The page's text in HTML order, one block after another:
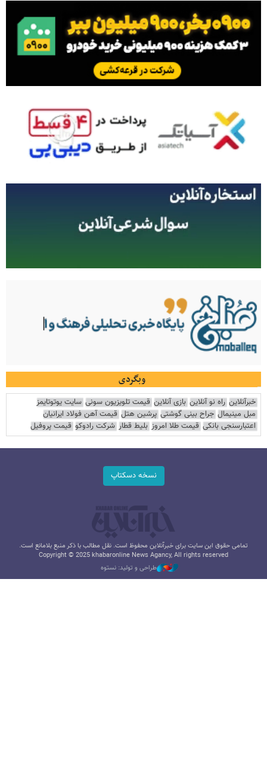
وبگردی
خبرآنلاین راه نو آنلاین بازی آنلاین قیمت تلویزیون سونی سایت یوتوتایمز
مبل مینیمال جراح بینی گوشتی پرشین هتل قیمت آهن فولاد ایرانیان
اعتبارسنجی بانکی قیمت طلا امروز بلیط قطار شرکت رادوکو قیمت پروفیل
نسخه دسکتاپ
تمامی حقوق این سایت برای خبرآنلاین محفوظ است. نقل مطالب با ذکر منبع بلامانع است.
Copyright © 2025 khabaronline News Agancy, All rights reserved
طراحی و تولید: نستوه